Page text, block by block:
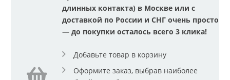
длинных контакта) в Москве или с
доставкой по России и СНГ очень просто
— до покупки осталось всего 3 клика!
Добавьте товар в корзину
Оформите заказ, выбрав наиболее